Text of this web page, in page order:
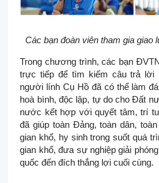
Các bạn đoàn viên tham gia giao
Trong chương trình, các bạn
trực tiếp để tìm kiếm câu trả lời
người lính Cụ Hồ đã có thể làm
hoà bình, độc lập, tự do cho Đất
nước kết hợp với quyết tâm, trí
đã giúp toàn Đảng, toàn dân,
gian khổ, hy sinh trong suốt quá
gian khổ, đưa sự nghiệp giải
quốc đến đích thắng lợi cuối cùng.